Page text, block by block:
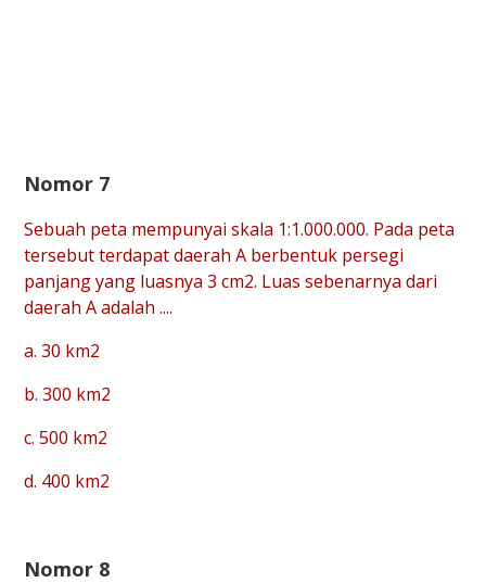
Nomor 7
Sebuah peta mempunyai skala 1:1.000.000. Pada peta
tersebut terdapat daerah A berbentuk persegi
panjang yang luasnya 3 cm2. Luas sebenarnya dari
daerah A adalah ....
a. 30 km2
b. 300 km2
c. 500 km2
d. 400 km2
Nomor 8